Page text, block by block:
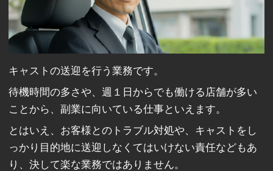
キャストの送迎を行う業務です。
待機時間の多さや、週１日からでも働ける店舗が多い
ことから、副業に向いている仕事といえます。
とはいえ、お客様とのトラブル対処や、キャストをし
っかり目的地に送迎しなくてはいけない責任などもあ
り、決して楽な業務ではありません。